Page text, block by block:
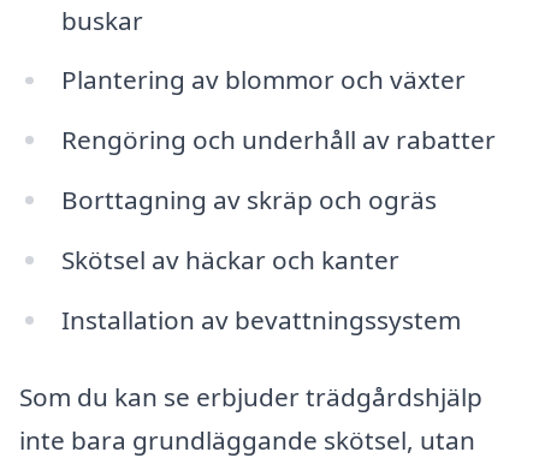
buskar
Plantering av blommor och växter
Rengöring och underhåll av rabatter
Borttagning av skräp och ogräs
Skötsel av häckar och kanter
Installation av bevattningssystem
Som du kan se erbjuder trädgårdshjälp
inte bara grundläggande skötsel, utan